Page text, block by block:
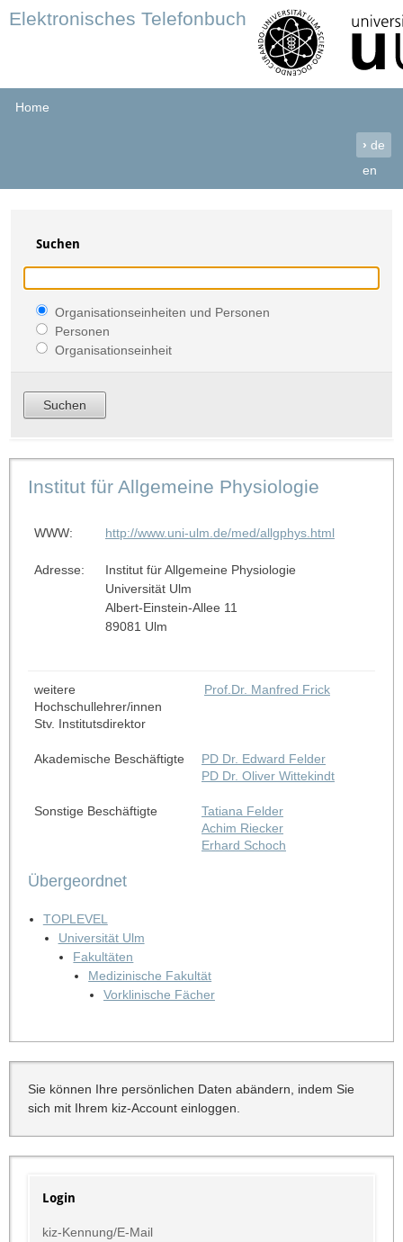
Elektronisches Telefonbuch
Home
› de
en
Suchen
Organisationseinheiten und Personen
Personen
Organisationseinheit
Institut für Allgemeine Physiologie
WWW: http://www.uni-ulm.de/med/allgphys.html
Adresse:
Institut für Allgemeine Physiologie
Universität Ulm
Albert-Einstein-Allee 11
89081 Ulm
weitere
Hochschullehrer/innen
Stv. Institutsdirektor
Prof.Dr. Manfred Frick
Akademische Beschäftigte
PD Dr. Edward Felder
PD Dr. Oliver Wittekindt
Sonstige Beschäftigte
Tatiana Felder
Achim Riecker
Erhard Schoch
Übergeordnet
TOPLEVEL
Universität Ulm
Fakultäten
Medizinische Fakultät
Vorklinische Fächer
Sie können Ihre persönlichen Daten abändern, indem Sie
sich mit Ihrem kiz-Account einloggen.
Login
kiz-Kennung/E-Mail